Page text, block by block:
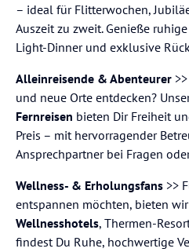
– ideal für Flitterwochen,
Auszeit zu zweit. Genieße
Light-Dinner und exklusive
Alleinreisende & Abenteurer
und neue Orte entdecken?
Fernreisen bieten Dir Freiheit
Preis – mit hervorragender
Ansprechpartner bei Fragen
Wellness- & Erholungsfans >>
entspannen möchten, bieten
Wellnesshotels, Thermen-
findest Du Ruhe, hochwertige